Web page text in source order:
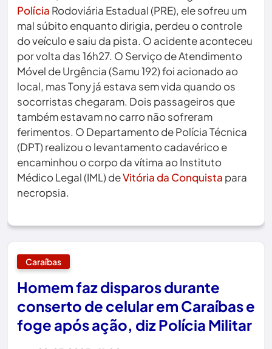
Polícia Rodoviária Estadual (PRE), ele sofreu um
mal súbito enquanto dirigia, perdeu o controle
do veículo e saiu da pista. O acidente aconteceu
por volta das 16h27. O Serviço de Atendimento
Móvel de Urgência (Samu 192) foi acionado ao
local, mas Tony já estava sem vida quando os
socorristas chegaram. Dois passageiros que
também estavam no carro não sofreram
ferimentos. O Departamento de Polícia Técnica
(DPT) realizou o levantamento cadavérico e
encaminhou o corpo da vítima ao Instituto
Médico Legal (IML) deVitória da Conquista para
necropsia.
Caraíbas
Homem faz disparos durante
conserto de celular em Caraíbas e
foge após ação, diz Polícia Militar